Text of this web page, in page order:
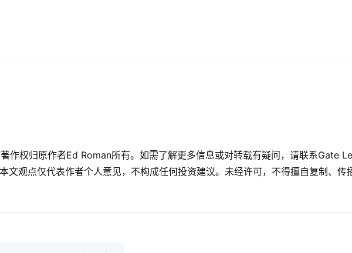
作权归原作者Ed Roman所有。如需了解更多信息或对转载有疑问，请联系Gate
文观点仅代表作者个人意见，不构成任何投资建议。未经许可，不得擅自复制、传